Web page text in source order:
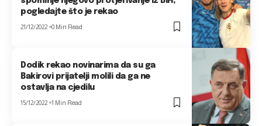
pogledajte što je rekao
21/12/2022 0 Min Read
Dodik rekao novinarima da su ga
Bakirovi prijatelji molili da ga ne
ostavlja na cjedilu
15/12/2022 1 Min Read